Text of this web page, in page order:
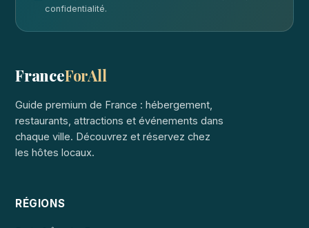
confidentialité.
FranceForAll
Guide premium de France : hébergement,
restaurants, attractions et événements dans
chaque ville. Découvrez et réservez chez
les hôtes locaux.
RÉGIONS